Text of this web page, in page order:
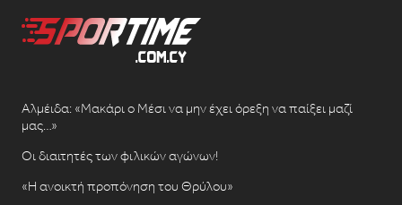
Αλμέιδα: «Μακάρι ο Μέσι να μην έχει όρεξη να παίξει μαζί
μας…»
Οι διαιτητές των φιλικών αγώνων!
«Η ανοικτή προπόνηση του Θρύλου»